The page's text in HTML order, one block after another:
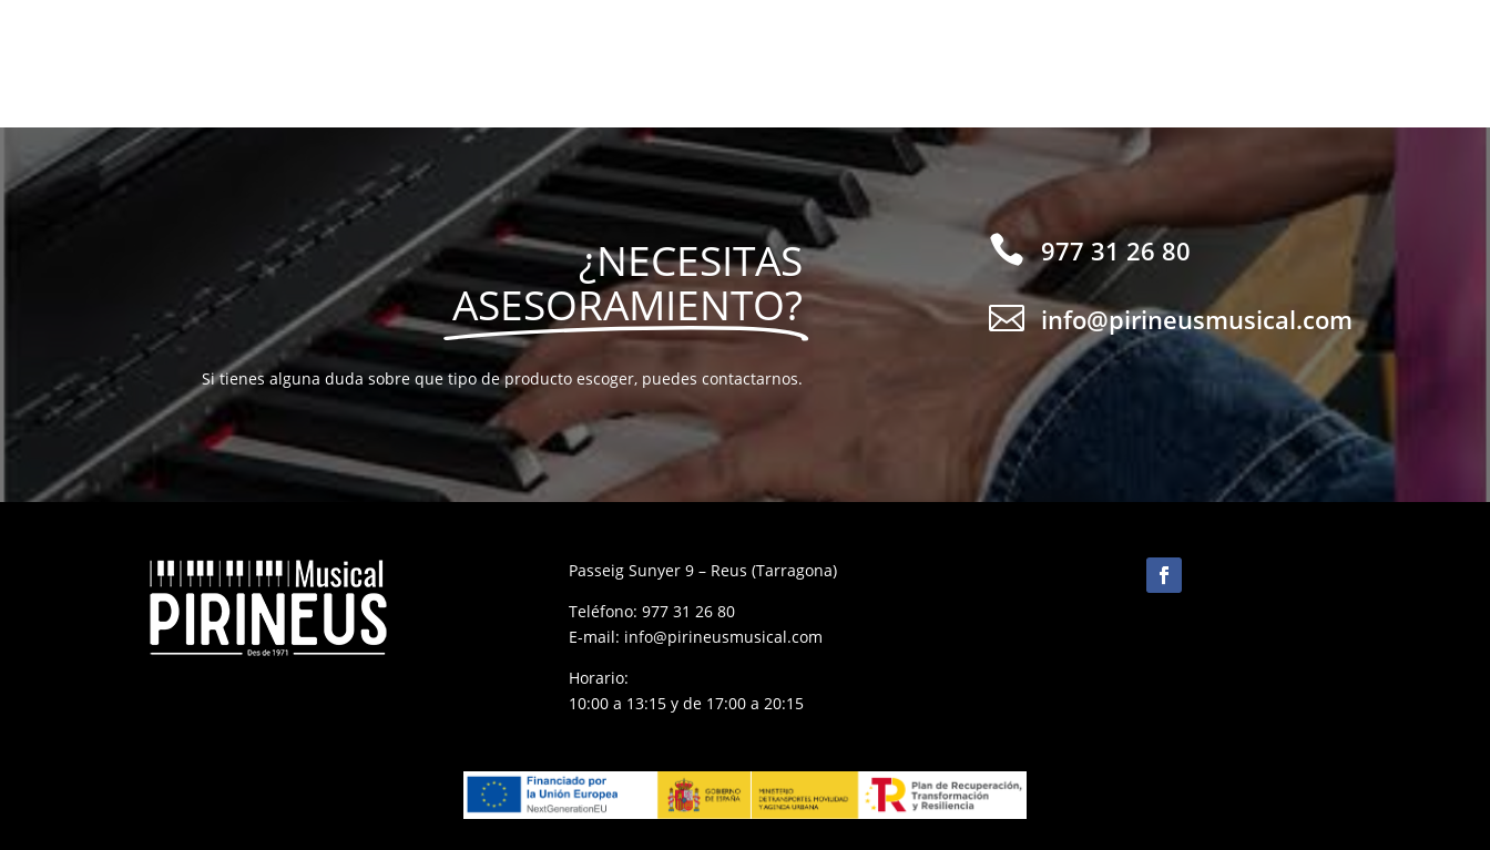
¿NECESITAS
ASESORAMIENTO?
Si tienes alguna duda sobre que tipo de producto escoger, puedes contactarnos.
 977 31 26 80
 info@pirineusmusical.com
Passeig Sunyer 9 – Reus (Tarragona)
Teléfono: 977 31 26 80
E-mail: info@pirineusmusical.com
Horario:
10:00 a 13:15 y de 17:00 a 20:15